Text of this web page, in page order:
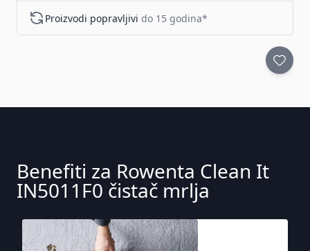
Proizvodi popravljivi do 15 godina*
Benefiti za Rowenta Clean It
IN5011F0 čistač mrlja